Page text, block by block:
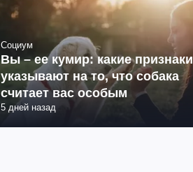
Социум
Вы – ее кумир: какие признаки
указывают на то, что собака
считает вас особым
5 дней назад